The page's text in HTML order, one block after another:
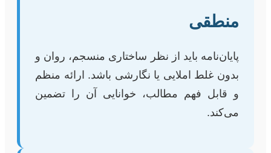
منطقی
پایان‌نامه باید از نظر ساختاری منسجم، روان و
بدون غلط املایی یا نگارشی باشد. ارائه منظم
و قابل فهم مطالب، خوانایی آن را تضمین
می‌کند.